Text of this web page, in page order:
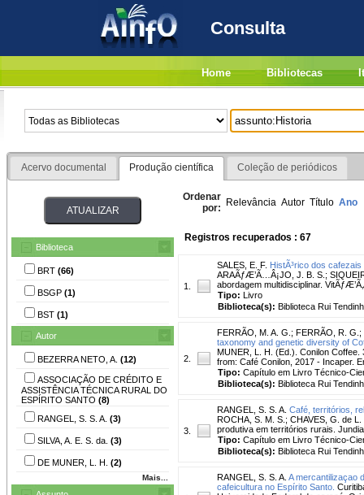
Consulta
Home Bibliotecas
Acervo documental Produção científica Coleção de periódicos
Biblioteca
BRT (66)
BSGP (1)
BST (1)
Autor
BEZERRA NETO, A. (12)
ASSOCIAÇÃO DE CRÉDITO E
ASSISTÊNCIA TÉCNICA RURAL DO
ESPÍRITO SANTO (8)
RANGEL, S. S. A. (3)
SILVA, A. E. S. da. (3)
DE MUNER, L. H. (2)
Mais...
Ordenar
por: Relevância Autor Título Ano
Registros recuperados : 67
1.
SALES, E. F. HistÃ³rico dos
ARAÃƒÆ’Ã…Â¡JO, J. B. S.;
abordagem multidisciplinar.
Tipo: Livro
Biblioteca(s): Biblioteca Rui
2.
FERRÃO, M. A. G. ; FERRÃO, R. G. ;
taxonomy and genetic diversity of
MUNER, L. H. (Ed.). Conilon
from: Café Conilon, 2017 - Incaper.
Tipo: Capítulo em Livro Técnico-
Biblioteca(s): Biblioteca Rui
3.
RANGEL, S. S. A. Café, territórios,
ROCHA, S. M. S.; CHAVES, G. de
produtiva em territórios rurais.
Tipo: Capítulo em Livro Técnico-
Biblioteca(s): Biblioteca Rui
RANGEL, S. S. A. A mercantilizaçao
cafeicultura no Espírito Santo.